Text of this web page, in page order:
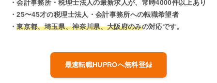
・会計事務所・税理士法人の最新求人が、常時4000件以上あり
・25〜45才の税理士法人・会計事務所への転職希望者
・東京都、埼玉県、神奈川県、大阪府のみの対応です。
最速転職HUPROへ無料登録